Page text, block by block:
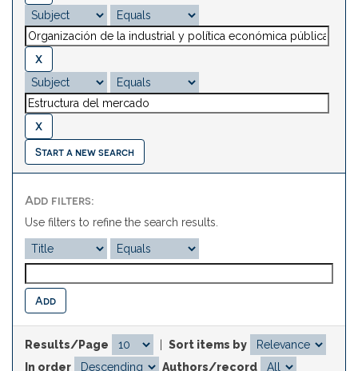
Start a new search
Add filters:
Use filters to refine the search results.
Results/Page
Sort items by
In order
Authors/record